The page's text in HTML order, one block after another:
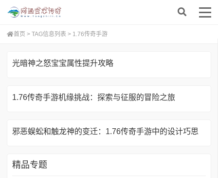
首页 > TAG信息列表 > 1.76传奇手游
光暗神之怒宝宝属性提升攻略
1.76传奇手游机缘挑战：探索与征服的冒险之旅
邪恶蜈蚣和触龙神的变迁：1.76传奇手游中的设计巧思
精品专题